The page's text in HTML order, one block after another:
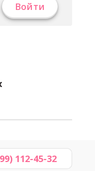
Войти
112-45-32